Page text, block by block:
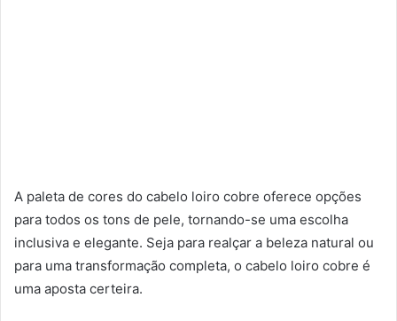
A paleta de cores do cabelo loiro cobre oferece opções
para todos os tons de pele, tornando-se uma escolha
inclusiva e elegante. Seja para realçar a beleza natural ou
para uma transformação completa, o cabelo loiro cobre é
uma aposta certeira.